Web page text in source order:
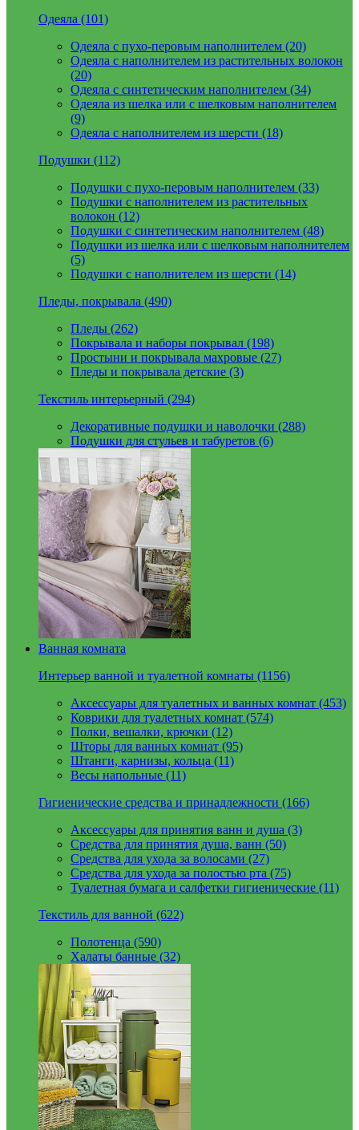
Одеяла (101)
Одеяла с пухо-перовым наполнителем (20)
Одеяла с наполнителем из растительных волокон
(20)
Одеяла с синтетическим наполнителем (34)
Одеяла из шелка или с шелковым наполнителем
(9)
Одеяла с наполнителем из шерсти (18)
Подушки (112)
Подушки с пухо-перовым наполнителем (33)
Подушки с наполнителем из растительных
волокон (12)
Подушки с синтетическим наполнителем (48)
Подушки из шелка или с шелковым наполнителем
(5)
Подушки с наполнителем из шерсти (14)
Пледы, покрывала (490)
Пледы (262)
Покрывала и наборы покрывал (198)
Простыни и покрывала махровые (27)
Пледы и покрывала детские (3)
Текстиль интерьерный (294)
Декоративные подушки и наволочки (288)
Подушки для стульев и табуретов (6)
Ванная комната
Интерьер ванной и туалетной комнаты (1156)
Аксессуары для туалетных и ванных комнат (453)
Коврики для туалетных комнат (574)
Полки, вешалки, крючки (12)
Шторы для ванных комнат (95)
Штанги, карнизы, кольца (11)
Весы напольные (11)
Гигиенические средства и принадлежности (166)
Аксессуары для принятия ванн и душа (3)
Средства для принятия душа, ванн (50)
Средства для ухода за волосами (27)
Средства для ухода за полостью рта (75)
Туалетная бумага и салфетки гигиенические (11)
Текстиль для ванной (622)
Полотенца (590)
Халаты банные (32)